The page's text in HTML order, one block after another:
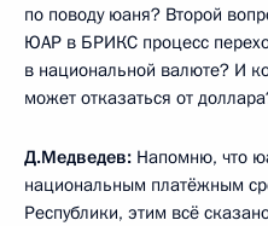
по поводу юаня? Второй
ЮАР в БРИКС процесс
в национальной валюте? И
может отказаться от
Д.Медведев: Напомню, что
национальным платёжным
Республики, этим всё